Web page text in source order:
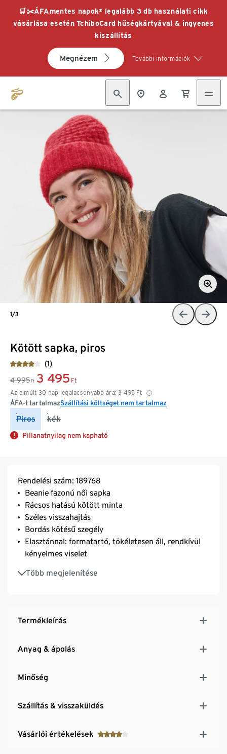
🛒✂️ÁFAmentes napok* legalább 3 db használati cikk
vásárlása esetén TchiboCard hűségkártyával & ingyenes
kiszállítás
Megnézem További információk
Kötött sapka, piros
(1)
4 995 Ft 3 495 Ft
Az elmúlt 30 nap legalacsonyabb ára: 3 495 Ft
ÁFA-t tartalmazSzállítási költséget nem tartalmaz
Piros kék
Pillanatnyilag nem kapható
1/3
Rendelési szám: 189768
Beanie fazonú női sapka
Rácsos hatású kötött minta
Széles visszahajtás
Bordás kötésű szegély
Elasztánnal: formatartó, tökéletesen áll, rendkívül
kényelmes viselet
Több megjelenítése
Ez egy Fire & Glory márkájú termék
Ezt a kiegészítőt kizárólag a Tchibo számára
Termékleírás
Anyag & ápolás
Minőség
Szállítás & visszaküldés
Vásárlói értékelések